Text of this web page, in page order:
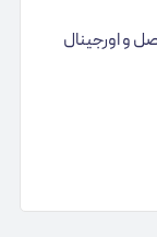
و اورجینال